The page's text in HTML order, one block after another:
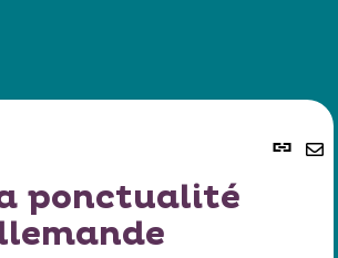
ponctualité